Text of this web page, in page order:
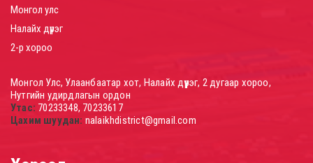
Монгол улс
Налайх дүүрэг
2-р хороо
Монгол Улс, Улаанбаатар хот, Налайх дүүрэг, 2 дугаар хороо,
Нутгийн удирдлагын ордон
Утас: 70233348, 70233617
Цахим шуудан: nalaikhdistrict@gmail.com